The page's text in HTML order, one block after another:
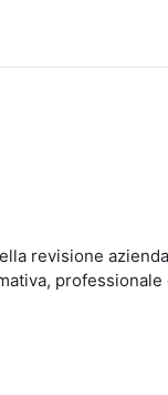
revisione